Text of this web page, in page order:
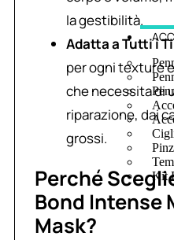
Kit
la gestibilità.
Adatta a Tutti i
per ogni texture
che necessita di
riparazione, dai
grossi.
Perché
Bond Intense
Mask?